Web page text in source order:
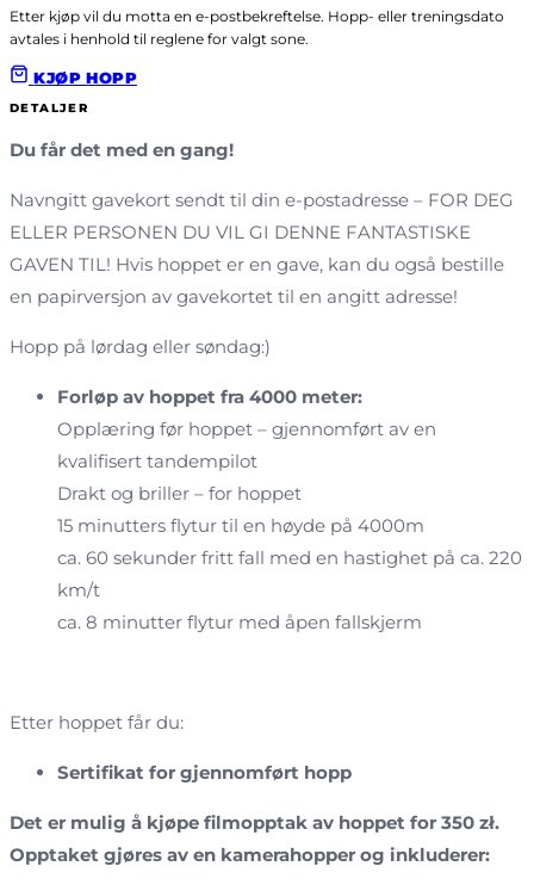
Etter kjøp vil du motta en e-postbekreftelse. Hopp- eller treningsdato
avtales i henhold til reglene for valgt sone.
KJØP HOPP
DETALJER
Du får det med en gang!
Navngitt gavekort sendt til din e-postadresse – FOR DEG
ELLER PERSONEN DU VIL GI DENNE FANTASTISKE
GAVEN TIL! Hvis hoppet er en gave, kan du også bestille
en papirversjon av gavekortet til en angitt adresse!
Hopp på lørdag eller søndag:)
Forløp av hoppet fra 4000 meter:
Opplæring før hoppet – gjennomført av en
kvalifisert tandempilot
Drakt og briller – for hoppet
15 minutters flytur til en høyde på 4000m
ca. 60 sekunder fritt fall med en hastighet på ca. 220
km/t
ca. 8 minutter flytur med åpen fallskjerm
Etter hoppet får du:
Sertifikat for gjennomført hopp
Det er mulig å kjøpe filmopptak av hoppet for 350 zł.
Opptaket gjøres av en kamerahopper og inkluderer: